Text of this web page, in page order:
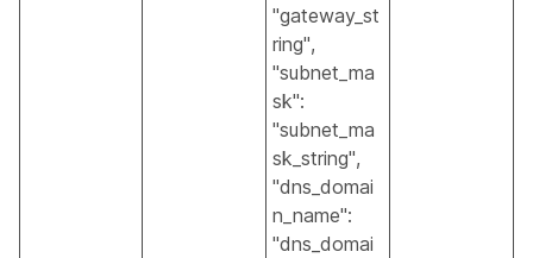
"gateway_st
ring",
"subnet_ma
sk":
"subnet_ma
sk_string",
"dns_domai
n_name":
"dns_domai